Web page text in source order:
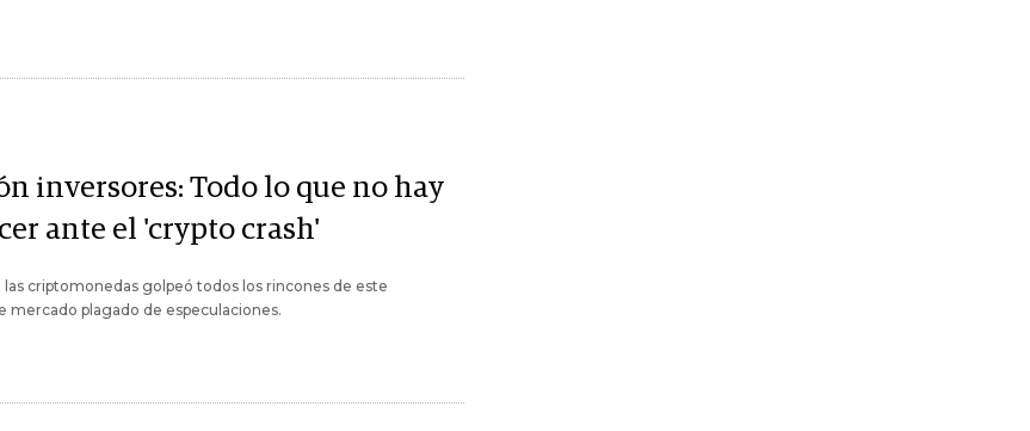
inversores: Todo lo que no hay
ante el 'crypto crash'
las criptomonedas golpeó todos los rincones de este
mercado plagado de especulaciones.